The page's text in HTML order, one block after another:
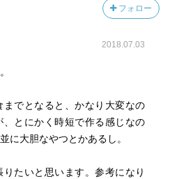
フォロー
2018.07.03
でとなると、かなり大変なの
とにかく時短で作る感じなの
に大胆なやつとかあるし。
たいと思います。参考になり